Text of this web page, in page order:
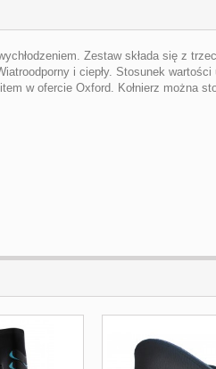
Zestaw składa się z
i ciepły. Stosunek
w ofercie Oxford. Kołnierz można